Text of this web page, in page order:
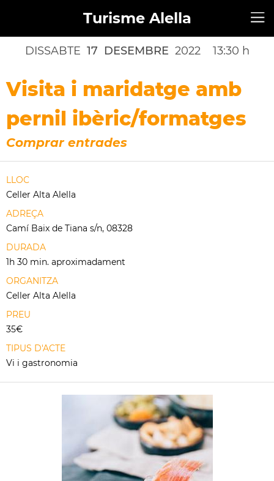
Turisme Alella
DISSABTE 17 DESEMBRE 2022 13:30 h
Visita i maridatge amb
pernil ibèric/formatges
Comprar entrades
LLOC
Celler Alta Alella
ADREÇA
Camí Baix de Tiana s/n, 08328
DURADA
1h 30 min. aproximadament
ORGANITZA
Celler Alta Alella
PREU
35€
TIPUS D'ACTE
Vi i gastronomia